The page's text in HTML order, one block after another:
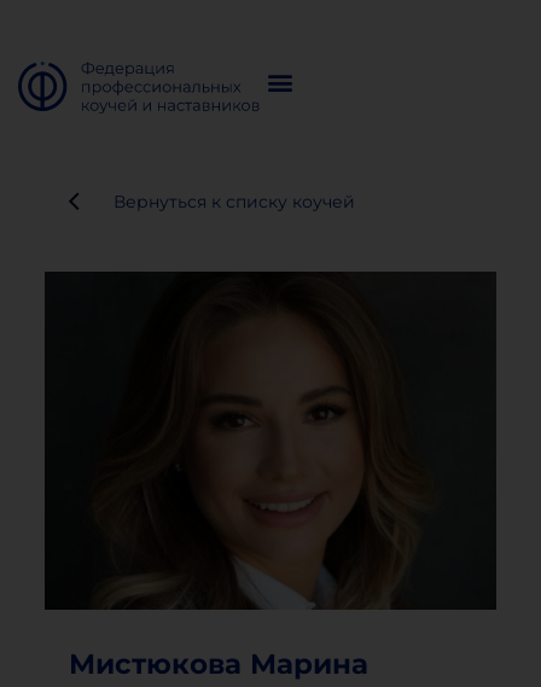
Вернуться к списку коучей
Мистюкова Марина